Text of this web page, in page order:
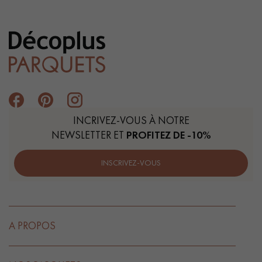
INCRIVEZ-VOUS À NOTRE
NEWSLETTER ET PROFITEZ DE -10%
INSCRIVEZ-VOUS
A PROPOS